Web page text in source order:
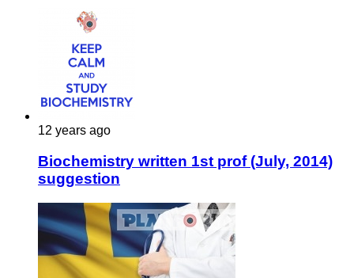
12 years ago
Biochemistry written 1st prof (July, 2014)
suggestion